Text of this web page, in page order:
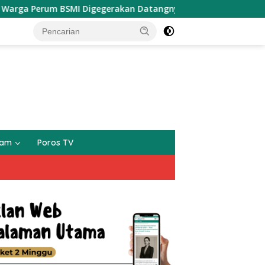
BSMI Digegerakan Datangnya Seekor Monyet Liar Ke
Poros TV